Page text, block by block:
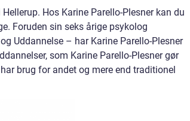
Hos Karine Parello-Plesner kan du
Foruden sin seks årige psykolog
Uddannelse – har Karine Parello-Plesner
som Karine Parello-Plesner gør
brug for andet og mere end traditionel